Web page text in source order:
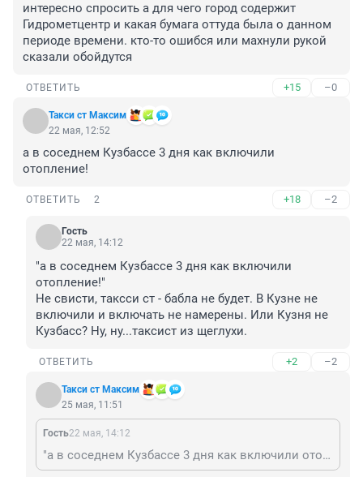
интересно спросить а для чего город содержит
Гидрометцентр и какая бумага оттуда была о данном
периоде времени. кто-то ошибся или махнули рукой
сказали обойдутся
ОТВЕТИТЬ +15 –0
Такси ст Максим
22 мая, 12:52
а в соседнем Кузбассе 3 дня как включили
отопление!
ОТВЕТИТЬ 2 +18 –2
Гость
22 мая, 14:12
"а в соседнем Кузбассе 3 дня как включили
отопление!"
Не свисти, таксси ст - бабла не будет. В Кузне не
включили и включать не намерены. Или Кузня не
Кузбасс? Ну, ну...таксист из щеглухи.
ОТВЕТИТЬ +2 –2
Такси ст Максим
25 мая, 11:51
Гость22 мая, 14:12
"а в соседнем Кузбассе 3 дня как включили отопление!" Не свисти, таксси ст - бабла не будет. В Кузне не включили и включать не намерены. Или Кузня не Кузбасс? Ну, ну...таксист из щеглухи.